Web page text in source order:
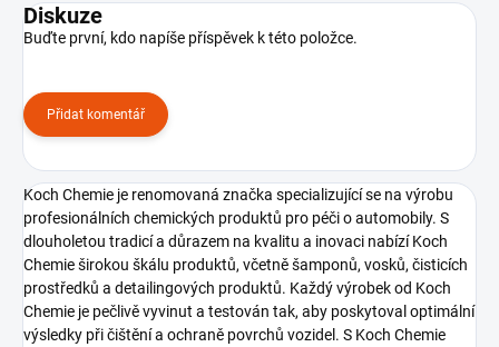
Diskuze
Buďte první, kdo napíše příspěvek k této položce.
Přidat komentář
Koch Chemie je renomovaná značka specializující se na výrobu
profesionálních chemických produktů pro péči o automobily. S
dlouholetou tradicí a důrazem na kvalitu a inovaci nabízí Koch
Chemie širokou škálu produktů, včetně šamponů, vosků, čisticích
prostředků a detailingových produktů. Každý výrobek od Koch
Chemie je pečlivě vyvinut a testován tak, aby poskytoval optimální
výsledky při čištění a ochraně povrchů vozidel. S Koch Chemie